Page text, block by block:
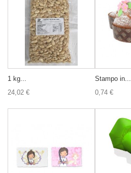
1 kg...
24,02 €
Stampo in...
0,74 €